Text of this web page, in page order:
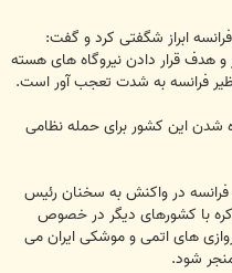
ابراز شگفتی کرد و گفت:
هدف قرار دادن نیروگاه های هسته
فرانسه به شدت تعجب آور است.
شدن این کشور برای حمله نظامی
در واکنش به سخنان رئیس
با کشورهای دیگر در خصوص
های اتمی و موشکی ایران می
شود.